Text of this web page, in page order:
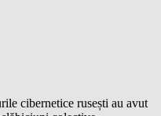
cibernetice rusești au avut